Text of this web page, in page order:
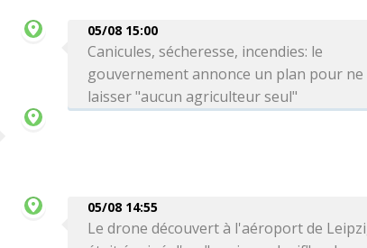
05/08 15:00
Canicules, sécheresse, incendies: le
gouvernement annonce un plan pour ne
laisser "aucun agriculteur seul"
05/08 14:55
Le drone découvert à l'aéroport de